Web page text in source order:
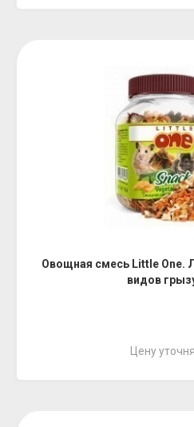
Овощная смесь Little One.
видов
Цену